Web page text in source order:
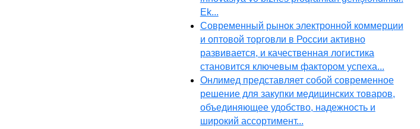
Ek...
Современный рынок электронной коммерции
и оптовой торговли в России активно
развивается, и качественная логистика
становится ключевым фактором успеха...
Онлимед представляет собой современное
решение для закупки медицинских товаров,
объединяющее удобство, надежность и
широкий ассортимент...